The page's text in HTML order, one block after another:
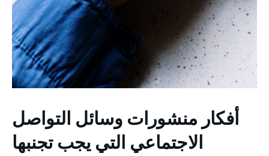
أفكار منشورات وسائل التواصل
الاجتماعي التي يجب تجنبها